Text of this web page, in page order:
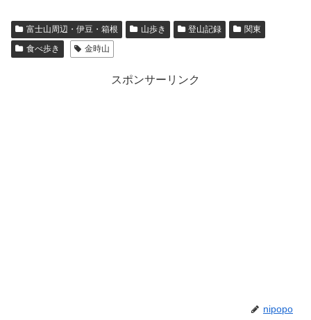
富士山周辺・伊豆・箱根 山歩き 登山記録
関東
食べ歩き
金時山
スポンサーリンク
nipopo